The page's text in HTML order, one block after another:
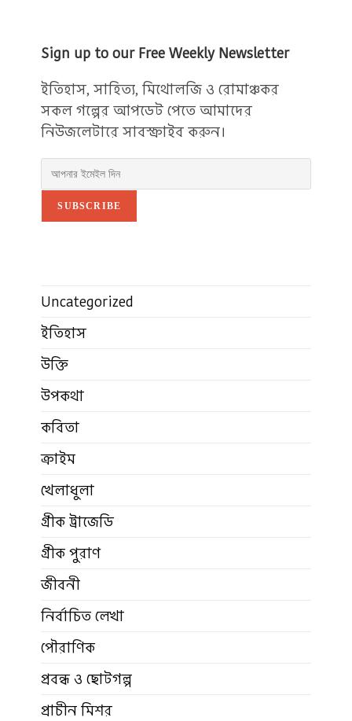
Sign up to our Free Weekly Newsletter
ইতিহাস, সাহিত্য, মিথোলজি ও রোমাঞ্চকর
সকল গল্পের আপডেট পেতে আমাদের
নিউজলেটারে সাবস্ক্রাইব করুন।
SUBSCRIBE
Uncategorized
ইতিহাস
উক্তি
উপকথা
কবিতা
ক্রাইম
খেলাধুলা
গ্রীক ট্রাজেডি
গ্রীক পুরাণ
জীবনী
নির্বাচিত লেখা
পৌরাণিক
প্রবন্ধ ও ছোটগল্প
প্রাচীন মিশর